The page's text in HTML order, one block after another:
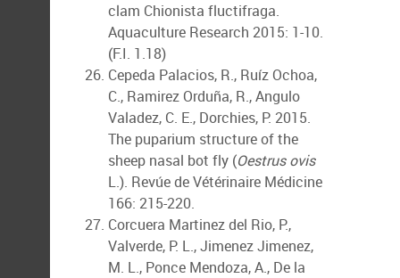
clam Chionista fluctifraga.
Aquaculture Research 2015: 1-10.
(F.I. 1.18)
Cepeda Palacios, R., Ruíz Ochoa,
C., Ramirez Orduña, R., Angulo
Valadez, C. E., Dorchies, P. 2015.
The puparium structure of the
sheep nasal bot fly (Oestrus ovis
L.). Revúe de Vétérinaire Médicine
166: 215-220.
Corcuera Martinez del Rio, P.,
Valverde, P. L., Jimenez Jimenez,
M. L., Ponce Mendoza, A., De la